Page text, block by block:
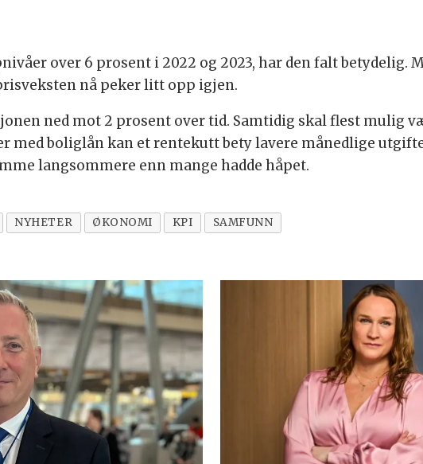
over 6 prosent i 2022 og 2023, har den falt betydelig.
nå peker litt opp igjen.
ned mot 2 prosent over tid. Samtidig skal flest mulig
med boliglån kan et rentekutt bety lavere månedlige
langsommere enn mange hadde håpet.
NYHETER ØKONOMI KPI SAMFUNN